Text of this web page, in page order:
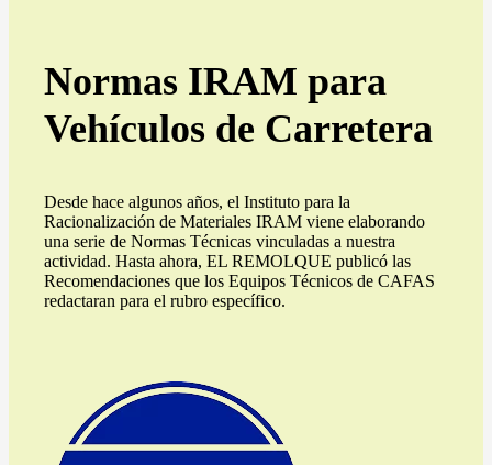
Normas IRAM para
Vehículos de Carretera
Desde hace algunos años, el Instituto para la
Racionalización de Materiales IRAM viene elaborando
una serie de Normas Técnicas vinculadas a nuestra
actividad. Hasta ahora, EL REMOLQUE publicó las
Recomendaciones que los Equipos Técnicos de CAFAS
redactaran para el rubro específico.